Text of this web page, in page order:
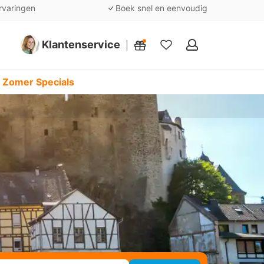
Boek snel en eenvoudig
Klantenservice
Mijn
Specials